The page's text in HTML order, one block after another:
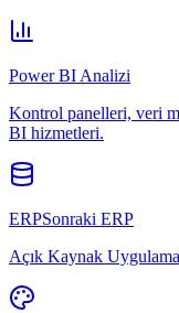
Power BI Analizi
Kontrol panelleri, veri
BI hizmetleri.
ERPSonraki ERP
Açık Kaynak